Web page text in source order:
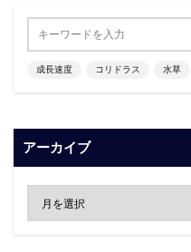
成長速度 コリドラス 水草
アーカイブ